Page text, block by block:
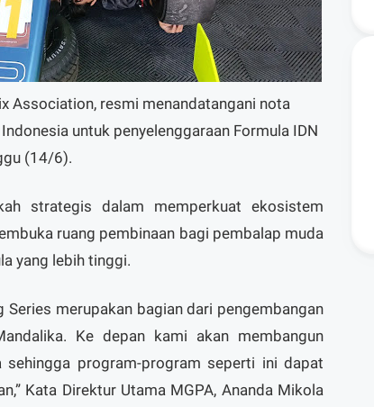
Association, resmi menandatangani nota
untuk penyelenggaraan Formula IDN
(14/6).
strategis dalam memperkuat ekosistem
ruang pembinaan bagi pembalap muda
yang lebih tinggi.
Series merupakan bagian dari pengembangan
Ke depan kami akan membangun
program-program seperti ini dapat
Kata Direktur Utama MGPA, Ananda Mikola